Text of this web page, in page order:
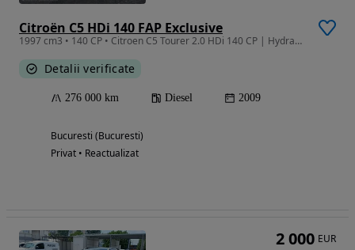
Citroën C5 HDi 140 FAP Exclusive
1997 cm3 • 140 CP • Citroen C5 Tourer 2.0 HDi 140 CP | Hydractive | Bi-Xenon
Detalii verificate
276 000 km Diesel 2009
Bucuresti (Bucuresti)
Privat • Reactualizat
2 000 EUR